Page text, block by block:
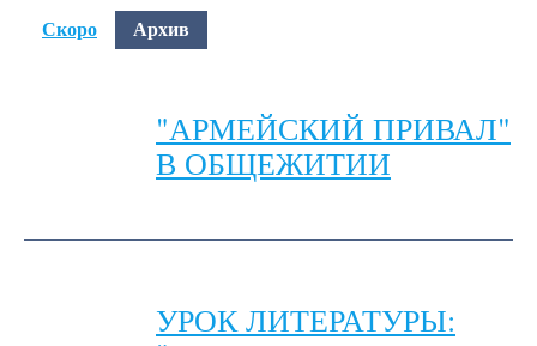
Скоро Архив
"АРМЕЙСКИЙ ПРИВАЛ"
В ОБЩЕЖИТИИ
УРОК ЛИТЕРАТУРЫ: